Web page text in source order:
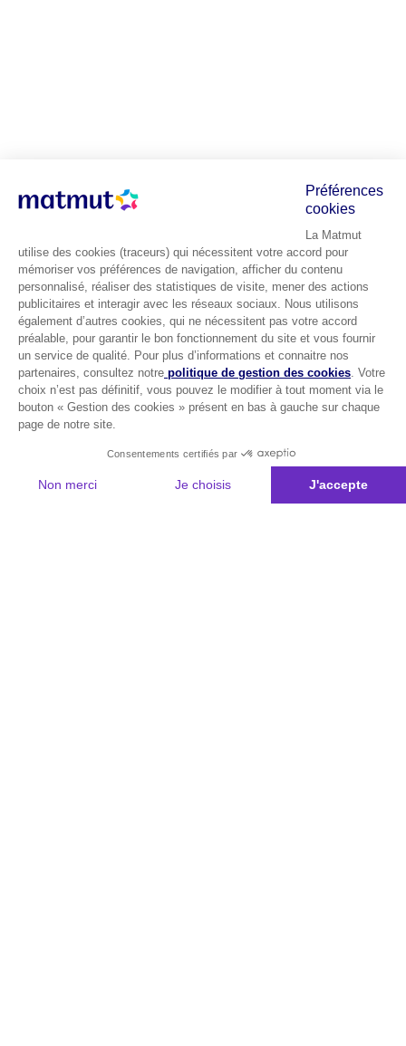
Préférences
cookies
La Matmut
utilise des cookies (traceurs) qui nécessitent votre accord pour
mémoriser vos préférences de navigation, afficher du contenu
personnalisé, réaliser des statistiques de visite, mener des actions
publicitaires et interagir avec les réseaux sociaux. Nous utilisons
également d’autres cookies, qui ne nécessitent pas votre accord
préalable, pour garantir le bon fonctionnement du site et vous fournir
un service de qualité. Pour plus d’informations et connaitre nos
partenaires, consultez notre politique de gestion des cookies. Votre
choix n’est pas définitif, vous pouvez le modifier à tout moment via le
bouton « Gestion des cookies » présent en bas à gauche sur chaque
page de notre site.
Consentements certifiés par
Non merci Je choisis
J'accepte